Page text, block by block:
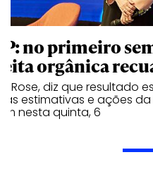
no primeiro
orgânica
Rose, diz que resultado
as estimativas e ações
nesta quinta, 6